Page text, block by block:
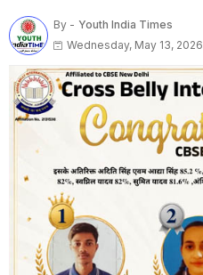
By - Youth India Times
Wednesday, May 13, 2026